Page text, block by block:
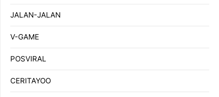
JALAN-JALAN
V-GAME
POSVIRAL
CERITAYOO